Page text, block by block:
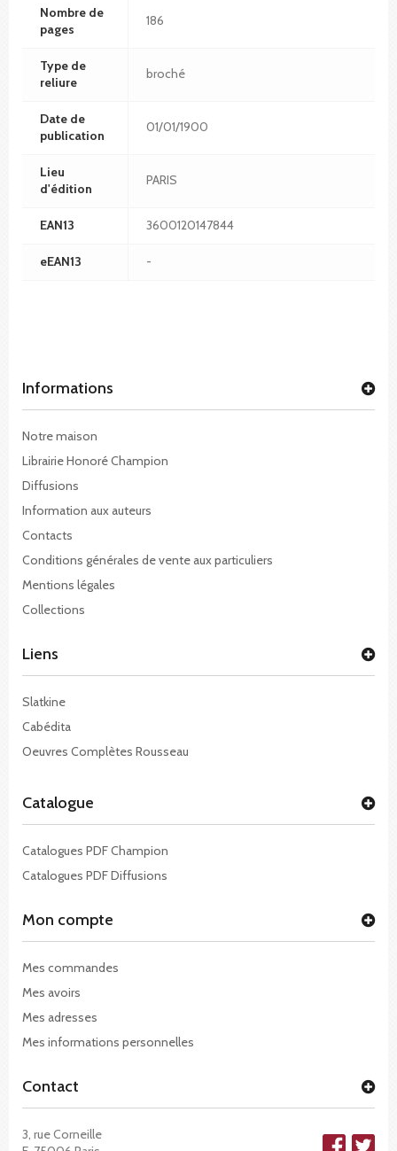
Nombre de
pages
186
Type de
reliure
broché
Date de
publication
01/01/1900
Lieu
d'édition
PARIS
EAN13 3600120147844
eEAN13 -
Informations
Notre maison
Librairie Honoré Champion
Diffusions
Information aux auteurs
Contacts
Conditions générales de vente aux particuliers
Mentions légales
Collections
Liens
Slatkine
Cabédita
Oeuvres Complètes Rousseau
Catalogue
Catalogues PDF Champion
Catalogues PDF Diffusions
Mon compte
Mes commandes
Mes avoirs
Mes adresses
Mes informations personnelles
Contact
3, rue Corneille